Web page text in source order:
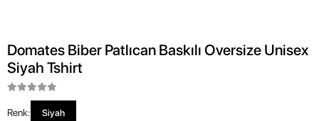
Domates Biber Patlıcan Baskılı Oversize Unisex
Siyah Tshirt
Renk: Siyah